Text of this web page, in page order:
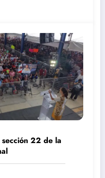
22 de la